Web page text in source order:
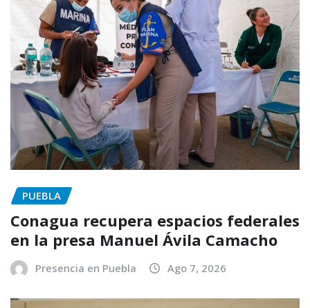
PUEBLA
Conagua recupera espacios federales
en la presa Manuel Ávila Camacho
Presencia en Puebla Ago 7, 2026